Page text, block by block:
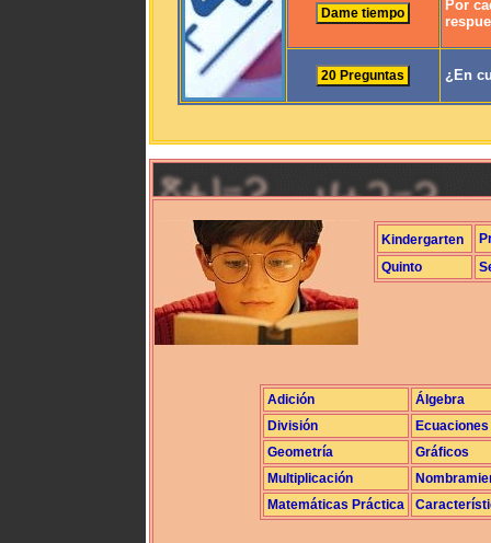
Por
¿En
Kindergarten
Quinto
Adición
Álgebra
División
Ecuaciones
Geometría
Gráficos
Multiplicación
Matemáticas Práctica